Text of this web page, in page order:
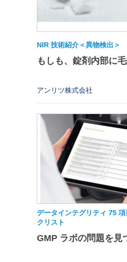
NIR 技術紹介＜異物検出＞
もしも、錠剤内部に
アンリツ株式会社
データインテグリティ 75
クリスト
GMP ラボの問題を見